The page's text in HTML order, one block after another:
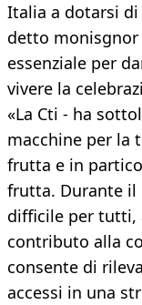
Italia a dotarsi
detto
essenziale per
vivere la
«La Cti - ha
macchine per la
frutta e in
frutta. Durante il
difficile per tutti,
contributo alla
consente di
accessi in una